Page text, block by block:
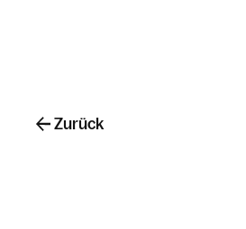
Zurück